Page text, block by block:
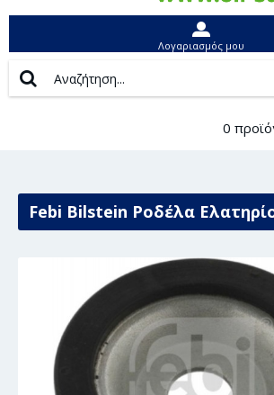
Λογαριασμός μου
0
Febi Bilstein Ροδέλα